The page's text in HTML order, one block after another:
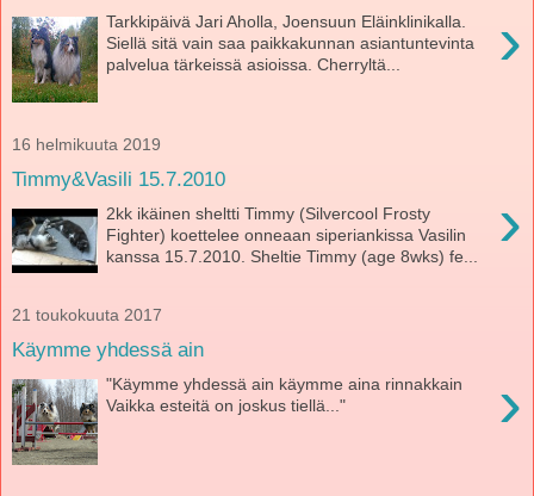
›
Tarkkipäivä Jari Aholla, Joensuun Eläinklinikalla.
Siellä sitä vain saa paikkakunnan asiantuntevinta
palvelua tärkeissä asioissa. Cherryltä...
16 helmikuuta 2019
Timmy&Vasili 15.7.2010
›
2kk ikäinen sheltti Timmy (Silvercool Frosty
Fighter) koettelee onneaan siperiankissa Vasilin
kanssa 15.7.2010. Sheltie Timmy (age 8wks) fe...
21 toukokuuta 2017
Käymme yhdessä ain
›
"Käymme yhdessä ain käymme aina rinnakkain
Vaikka esteitä on joskus tiellä..."